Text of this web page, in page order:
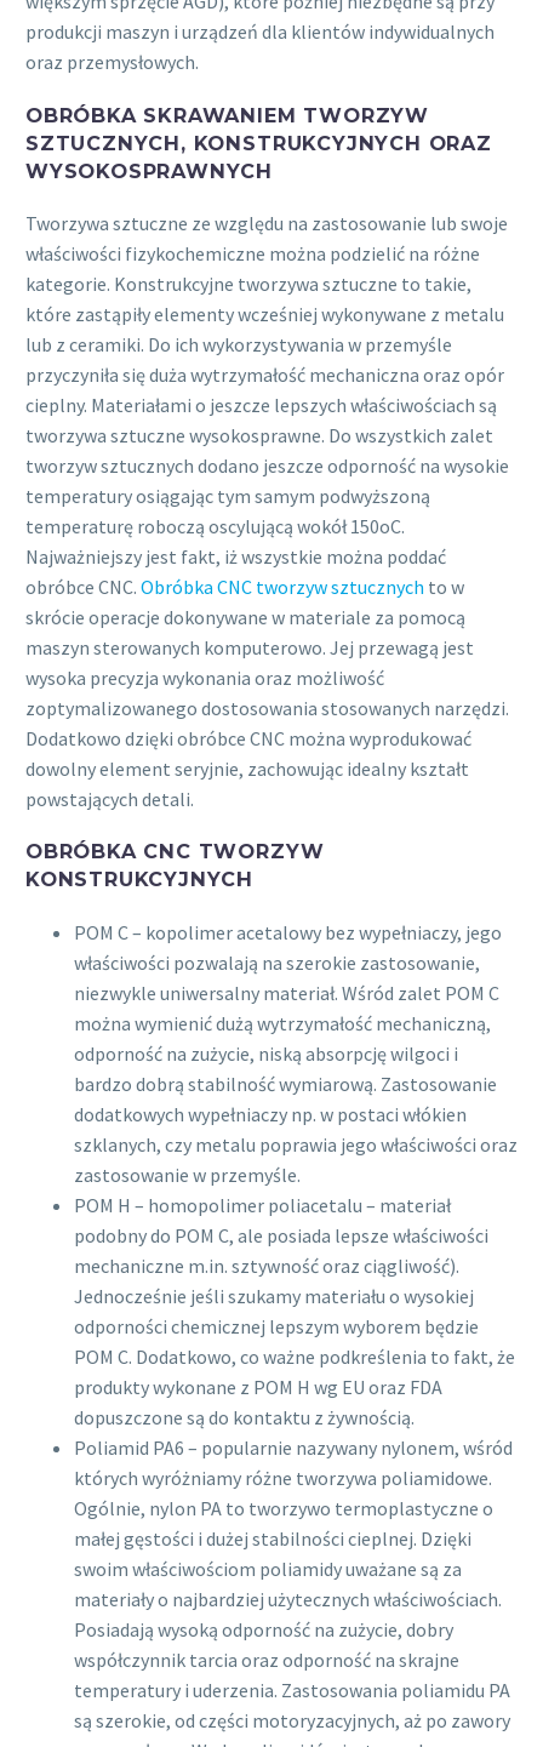
produkcji maszyn i urządzeń dla klientów indywidualnych
oraz przemysłowych.
OBRÓBKA SKRAWANIEM TWORZYW
SZTUCZNYCH, KONSTRUKCYJNYCH ORAZ
WYSOKOSPRAWNYCH
Tworzywa sztuczne ze względu na zastosowanie lub swoje
właściwości fizykochemiczne można podzielić na różne
kategorie. Konstrukcyjne tworzywa sztuczne to takie,
które zastąpiły elementy wcześniej wykonywane z metalu
lub z ceramiki. Do ich wykorzystywania w przemyśle
przyczyniła się duża wytrzymałość mechaniczna oraz opór
cieplny. Materiałami o jeszcze lepszych właściwościach są
tworzywa sztuczne wysokosprawne. Do wszystkich zalet
tworzyw sztucznych dodano jeszcze odporność na wysokie
temperatury osiągając tym samym podwyższoną
temperaturę roboczą oscylującą wokół 150oC.
Najważniejszy jest fakt, iż wszystkie można poddać
obróbce CNC. Obróbka CNC tworzyw sztucznych to w
skrócie operacje dokonywane w materiale za pomocą
maszyn sterowanych komputerowo. Jej przewagą jest
wysoka precyzja wykonania oraz możliwość
zoptymalizowanego dostosowania stosowanych narzędzi.
Dodatkowo dzięki obróbce CNC można wyprodukować
dowolny element seryjnie, zachowując idealny kształt
powstających detali.
OBRÓBKA CNC TWORZYW
KONSTRUKCYJNYCH
POM C – kopolimer acetalowy bez wypełniaczy, jego
właściwości pozwalają na szerokie zastosowanie,
niezwykle uniwersalny materiał. Wśród zalet POM C
można wymienić dużą wytrzymałość mechaniczną,
odporność na zużycie, niską absorpcję wilgoci i
bardzo dobrą stabilność wymiarową. Zastosowanie
dodatkowych wypełniaczy np. w postaci włókien
szklanych, czy metalu poprawia jego właściwości oraz
zastosowanie w przemyśle.
POM H – homopolimer poliacetalu – materiał
podobny do POM C, ale posiada lepsze właściwości
mechaniczne m.in. sztywność oraz ciągliwość).
Jednocześnie jeśli szukamy materiału o wysokiej
odporności chemicznej lepszym wyborem będzie
POM C. Dodatkowo, co ważne podkreślenia to fakt, że
produkty wykonane z POM H wg EU oraz FDA
dopuszczone są do kontaktu z żywnością.
Poliamid PA6 – popularnie nazywany nylonem, wśród
których wyróżniamy różne tworzywa poliamidowe.
Ogólnie, nylon PA to tworzywo termoplastyczne o
małej gęstości i dużej stabilności cieplnej. Dzięki
swoim właściwościom poliamidy uważane są za
materiały o najbardziej użytecznych właściwościach.
Posiadają wysoką odporność na zużycie, dobry
współczynnik tarcia oraz odporność na skrajne
temperatury i uderzenia. Zastosowania poliamidu PA
są szerokie, od części motoryzacyjnych, aż po zawory